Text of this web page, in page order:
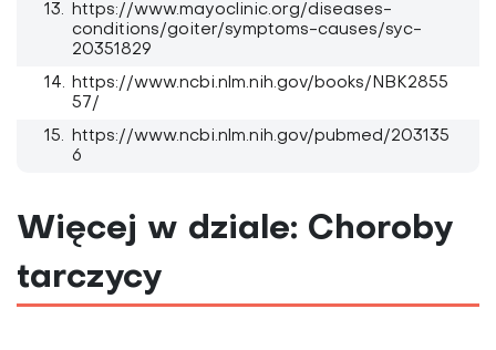
https://www.mayoclinic.org/diseases-
conditions/goiter/symptoms-causes/syc-
20351829
https://www.ncbi.nlm.nih.gov/books/NBK2855
57/
https://www.ncbi.nlm.nih.gov/pubmed/203135
6
Więcej w dziale: Choroby
tarczycy